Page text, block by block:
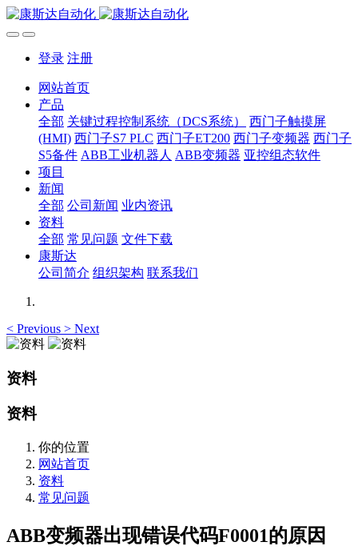
登录 注册
网站首页
产品
全部 关键过程控制系统（DCS系统）
西门子触摸屏
(HMI) 西门子S7 PLC 西门子ET200 西门子变频器 西门子
S5备件 ABB工业机器人 ABB变频器 亚控组态软件
项目
新闻
全部 公司新闻 业内资讯
资料
全部 常见问题 文件下载
康斯达
公司简介 组织架构 联系我们
< Previous > Next
资料
资料
你的位置
网站首页
资料
常见问题
ABB变频器出现错误代码F0001的原因